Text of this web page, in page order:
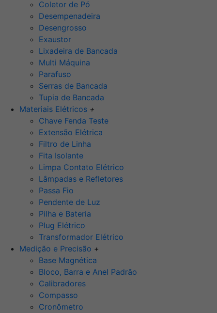
Coletor de Pó
Desempenadeira
Desengrosso
Exaustor
Lixadeira de Bancada
Multi Máquina
Parafuso
Serras de Bancada
Tupia de Bancada
Materiais Elétricos +
Chave Fenda Teste
Extensão Elétrica
Filtro de Linha
Fita Isolante
Limpa Contato Elétrico
Lâmpadas e Refletores
Passa Fio
Pendente de Luz
Pilha e Bateria
Plug Elétrico
Transformador Elétrico
Medição e Precisão +
Base Magnética
Bloco, Barra e Anel Padrão
Calibradores
Compasso
Cronômetro